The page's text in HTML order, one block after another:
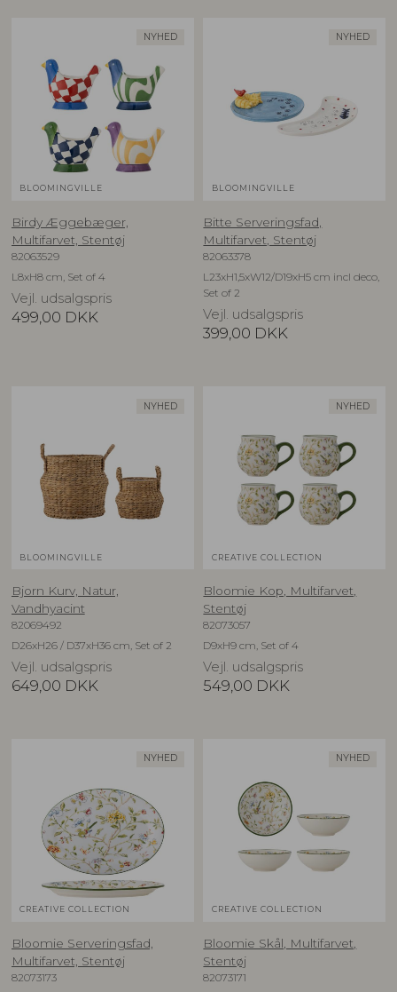
NYHED
BLOOMINGVILLE
Birdy Æggebæger,
Multifarvet, Stentøj
82063529
L8xH8 cm, Set of 4
Vejl. udsalgspris
499,00 DKK
NYHED
BLOOMINGVILLE
Bitte Serveringsfad,
Multifarvet, Stentøj
82063378
L23xH1,5xW12/D19xH5 cm incl deco,
Set of 2
Vejl. udsalgspris
399,00 DKK
NYHED
BLOOMINGVILLE
Bjorn Kurv, Natur,
Vandhyacint
82069492
D26xH26 / D37xH36 cm, Set of 2
Vejl. udsalgspris
649,00 DKK
NYHED
CREATIVE COLLECTION
Bloomie Kop, Multifarvet,
Stentøj
82073057
D9xH9 cm, Set of 4
Vejl. udsalgspris
549,00 DKK
NYHED
CREATIVE COLLECTION
Bloomie Serveringsfad,
Multifarvet, Stentøj
82073173
NYHED
CREATIVE COLLECTION
Bloomie Skål, Multifarvet,
Stentøj
82073171